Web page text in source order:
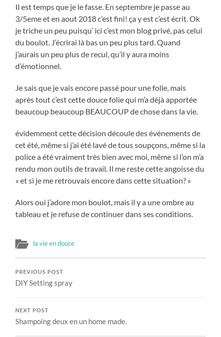
Il est temps que je le fasse. En septembre je passe au
3/5eme et en aout 2018 c’est fini! ça y est c’est écrit. Ok
je triche un peu puisqu’ ici c’est mon blog privé, pas celui
du boulot. J’écrirai là bas un peu plus tard. Quand
j’aurais un peu plus de recul, qu’il y aura moins
d’émotionnel.
Je sais que je vais encore passé pour une folle, mais
après tout c’est cette douce folie qui m’a déjà apportée
beaucoup beaucoup BEAUCOUP de chose dans la vie.
évidemment cette décision découle des événements de
cet été, même si j’ai été lavé de tous soupçons, même si la
police a été vraiment très bien avec moi, même si l’on m’a
rendu mon outils de travail. Il me reste cette angoisse du
« et si je me retrouvais encore dans cette situation? »
Alors oui j’adore mon boulot, mais il y a une ombre au
tableau et je refuse de continuer dans ses conditions.
la vie en douce
PREVIOUS POST
DIY Setting spray
NEXT POST
Shampoing deux en un home made.